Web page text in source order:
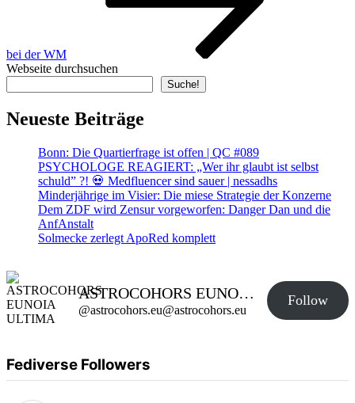
bei der WM
Webseite durchsuchen
Suche!
Neueste Beiträge
Bonn: Die Quartierfrage ist offen | QC #089
PSYCHOLOGE REAGIERT: „Wer ihr glaubt ist selbst
schuld” ?! 💀 Medfluencer sind sauer | nessadhs
Minderjährige im Visier: Die miese Strategie der Konzerne
Dem ZDF wird Zensur vorgeworfen: Danger Dan und die
AnfAnstalt
Solmecke zerlegt ApoRed komplett
ASTROCOHORS EUNOIA ULTIMA
@astrocohors.eu@astrocohors.eu
Follow
Fediverse Followers